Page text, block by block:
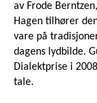
av Frode
Hagen tilhører
vare på
dagens lydbilde.
Dialektprise i
tale.